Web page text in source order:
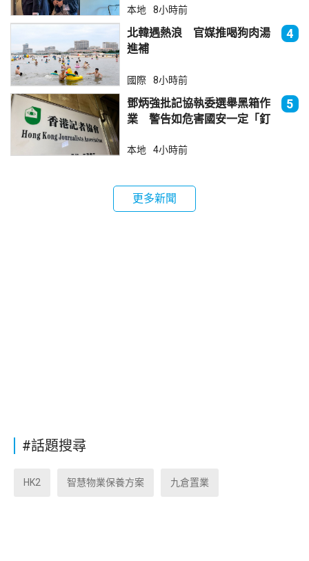
本地 8小時前
北韓遇熱浪 官媒推喝狗肉湯
進補
4
國際 8小時前
鄧炳強批記協執委選舉黑箱作
業 警告如危害國安一定「釘
5
本地 4小時前
更多新聞
#話題搜尋
HK2 智慧物業保養方案 九倉置業